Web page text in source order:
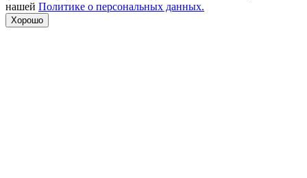
нашей Политике о персональных данных.
Хорошо